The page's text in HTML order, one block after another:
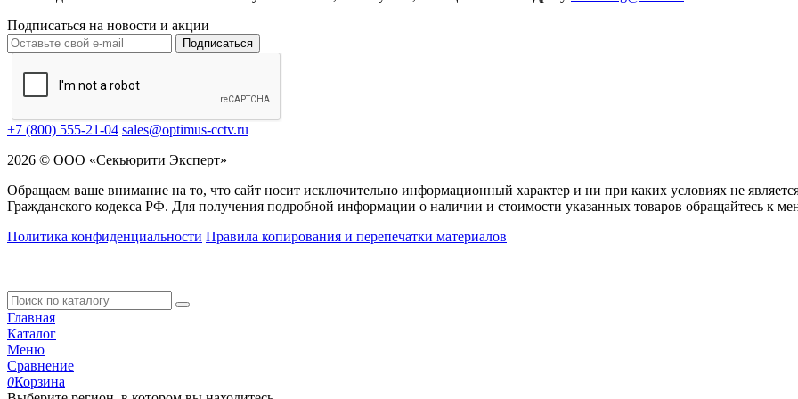
Подписаться на новости и акции
Подписаться
+7 (800) 555-21-04 sales@optimus-cctv.ru
2026 © ООО «Секьюрити Эксперт»
Обращаем ваше внимание на то, что сайт носит исключительно информационный характер и ни при каких условиях не
Гражданского кодекса РФ. Для получения подробной информации о наличии и стоимости указанных товаров обращайтесь к
Политика конфиденциальности Правила копирования и перепечатки материалов
Главная
Каталог
Меню
Сравнение
0Корзина